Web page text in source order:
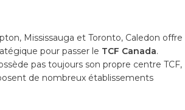
Mississauga et Toronto, Caledon offre
pour passer le TCF Canada.
pas toujours son propre centre TCF,
de nombreux établissements